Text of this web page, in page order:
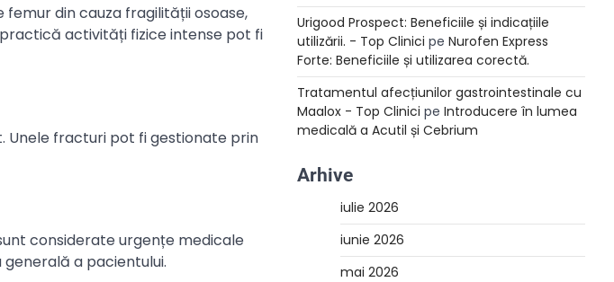
din cauza fragilității osoase,
activități fizice intense pot fi
fracturi pot fi gestionate prin
considerate urgențe medicale
a pacientului.
Urigood Prospect: Beneficiile și indicațiile
utilizării. - Top Clinici pe Nurofen Express
Forte: Beneficiile și utilizarea corectă.
Tratamentul afecțiunilor gastrointestinale cu
Maalox - Top Clinici pe Introducere în lumea
medicală a Acutil și Cebrium
Arhive
iulie 2026
iunie 2026
mai 2026